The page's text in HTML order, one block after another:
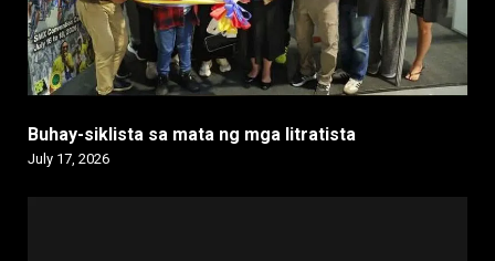
Buhay-siklista sa mata ng mga litratista
July 17, 2026